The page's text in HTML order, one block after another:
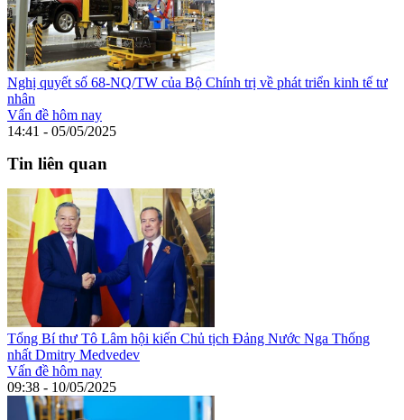
Nghị quyết số 68-NQ/TW của Bộ Chính trị về phát triển kinh tế tư
nhân
Vấn đề hôm nay
14:41 - 05/05/2025
Tin liên quan
Tổng Bí thư Tô Lâm hội kiến Chủ tịch Đảng Nước Nga Thống
nhất Dmitry Medvedev
Vấn đề hôm nay
09:38 - 10/05/2025